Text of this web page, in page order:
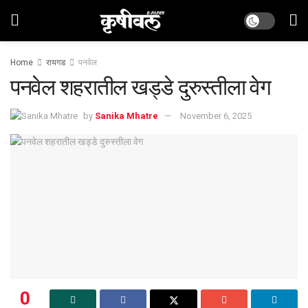
Home रायगड पनवेल
पनवेल शहरातील खड्डे दुरुस्तीला वेग
by Sanika Mhatre November 6, 2025
0